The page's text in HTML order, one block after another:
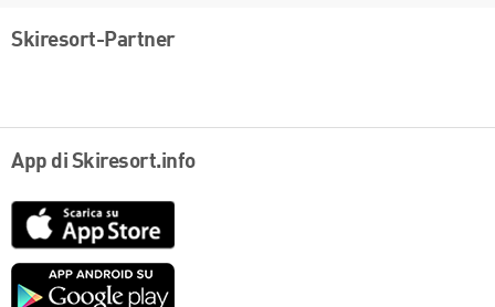
Skiresort-Partner
App di Skiresort.info
Google